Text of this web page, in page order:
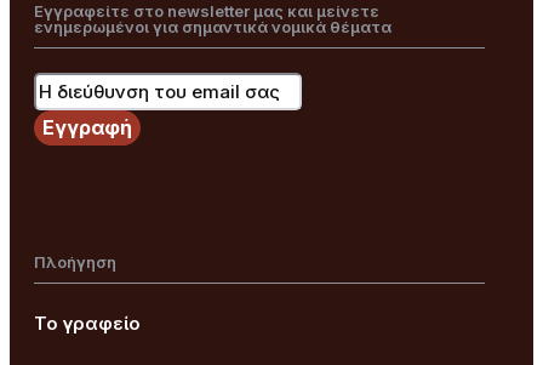
Εγγραφείτε στο newsletter μας και μείνετε
ενημερωμένοι για σημαντικά νομικά θέματα
Πλοήγηση
Το γραφείο